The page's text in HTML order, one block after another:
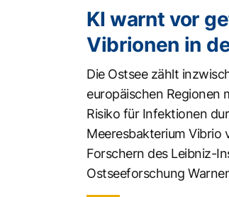
KI warnt vor
Vibrionen in
Die Ostsee zählt
europäischen Regionen
Risiko für Infektionen
Meeresbakterium Vibrio
Forschern des Leibniz-
Ostseeforschung